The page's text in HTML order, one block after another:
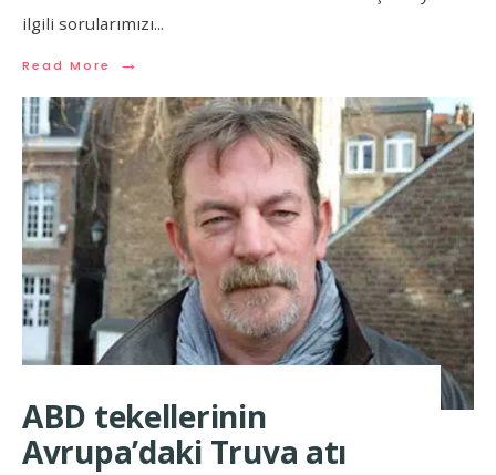
ilgili sorularımızı...
Read More →
ABD tekellerinin
Avrupa’daki Truva atı